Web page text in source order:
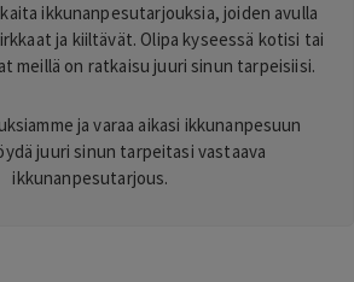
ikkunanpesutarjouksia, joiden avulla
ja kiiltävät. Olipa kyseessä kotisi tai
meillä on ratkaisu juuri sinun tarpeisiisi.
ja varaa aikasi ikkunanpesuun
juuri sinun tarpeitasi vastaava
ikkunanpesutarjous.